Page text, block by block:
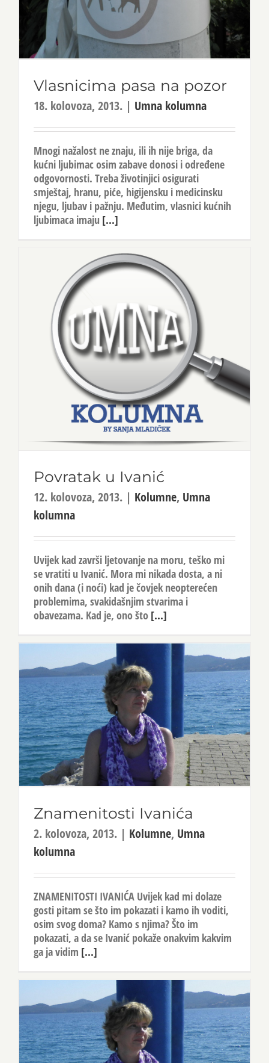
Vlasnicima pasa na pozor
18. kolovoza, 2013. | Umna kolumna
Mnogi nažalost ne znaju, ili ih nije briga, da
kućni ljubimac osim zabave donosi i određene
odgovornosti. Treba životinjici osigurati
smještaj, hranu, piće, higijensku i medicinsku
njegu, ljubav i pažnju. Međutim, vlasnici kućnih
ljubimaca imaju [...]
Povratak u Ivanić
12. kolovoza, 2013. | Kolumne, Umna
kolumna
Uvijek kad završi ljetovanje na moru, teško mi
se vratiti u Ivanić. Mora mi nikada dosta, a ni
onih dana (i noći) kad je čovjek neopterećen
problemima, svakidašnjim stvarima i
obavezama. Kad je, ono što [...]
Znamenitosti Ivanića
2. kolovoza, 2013. | Kolumne, Umna
kolumna
ZNAMENITOSTI IVANIĆA Uvijek kad mi dolaze
gosti pitam se što im pokazati i kamo ih voditi,
osim svog doma? Kamo s njima? Što im
pokazati, a da se Ivanić pokaže onakvim kakvim
ga ja vidim [...]